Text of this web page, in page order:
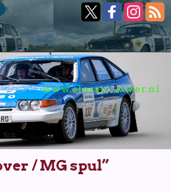
www.classic-rover.nl
/ MG spul”